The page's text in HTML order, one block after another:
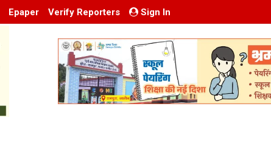
Epaper Verify Reporters Sign In